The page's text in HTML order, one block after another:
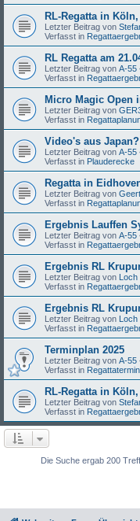
RL-Regatta in Köln,
Letzter Beitrag von
Verfasst in
RL Regatta am
Letzter Beitrag von A-55
Verfasst in
Micro Magic Open
Letzter Beitrag von
Verfasst in
Video's aus Japan?
Letzter Beitrag von A-55
Verfasst in Plauderecke
Regatta in
Letzter Beitrag von
Verfasst in
Ergebnis Lauffen
Letzter Beitrag von A-55
Verfasst in
Ergebnis RL
Letzter Beitrag von Loch
Verfasst in
Ergebnis RL
Letzter Beitrag von Loch
Verfasst in
Terminplan 2025
Letzter Beitrag von A-55
Verfasst in
RL-Regatta in
Letzter Beitrag von
Verfasst in
Die Suche ergab 200